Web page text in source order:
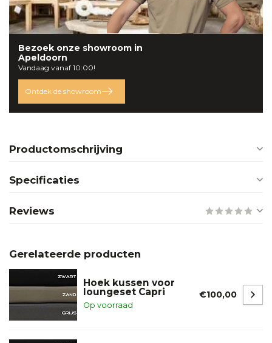
Bezoek onze showroom in
Apeldoorn
Vandaag vanaf 10:00!
Ontdek de showroom
Productomschrijving
Specificaties
Reviews
Gerelateerde producten
Hoek kussen voor
loungeset Capri
Op voorraad
€100,00